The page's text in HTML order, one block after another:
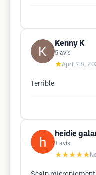
Kenny K
5 avis
★April 28,
Terrible
heidie
1 avis
★★★★★